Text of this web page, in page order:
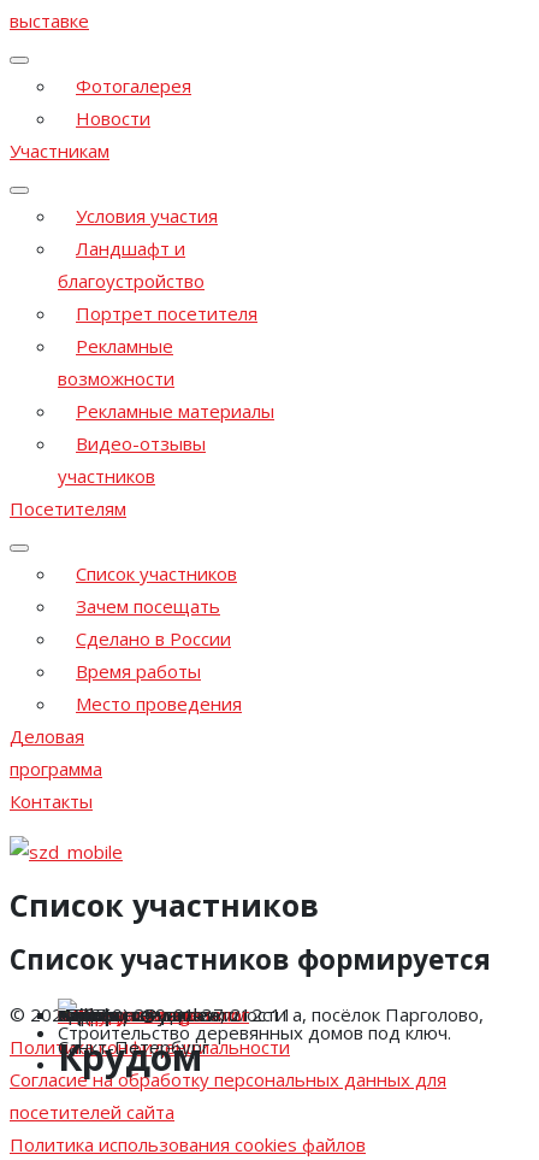
выставке
Фотогалерея
Новости
Участникам
Условия участия
Ландшафт и
благоустройство
Портрет посетителя
Рекламные
возможности
Рекламные материалы
Видео-отзывы
участников
Посетителям
Список участников
Зачем посещать
Сделано в России
Время работы
Место проведения
Деловая
программа
Контакты
Список участников
Список участников формируется
« Вернуться в каталог
Крудом
Строительство деревянных домов под ключ.
« Вернуться в каталог
E-mail:
krudom.ru@yandex.ru
Адрес:
А 507
Номер стенда:
krudom.ru
Сайт:
Россия
Страна:
Адрес:
Телефон:
Сайт:
Россия
Выборгское шоссе, 212с11а, посёлок Парголово,
Санкт-Петербург
+7 (960) 269-01-37
krudom.ru@yandex.ru
© 2026 Ярмарка недвижимости
Политика конфиденциальности
Согласие на обработку персональных данных для
посетителей сайта
Политика использования cookies файлов